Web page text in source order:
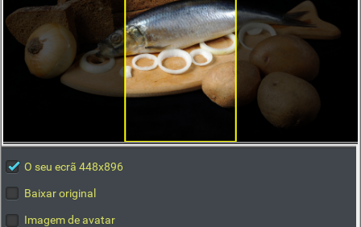
O seu ecrã 448x896
Baixar original
Imagem de avatar